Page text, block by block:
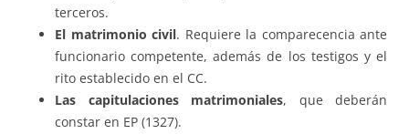
terceros.
El matrimonio civil. Requiere la comparecencia ante
funcionario competente, además de los testigos y el
rito establecido en el CC.
Las capitulaciones matrimoniales, que deberán
constar en EP (1327).